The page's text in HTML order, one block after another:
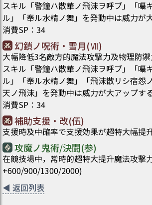
スキル「警鐘ハ散華ノ飛沫ヲ呼ブ」「囁
ル」「奉ル水精ノ舞」を発動中は威力が
消費SP ： 34
幻鎖ノ呪術・雪月(Ⅶ)
大幅降低3名敵方的魔法攻撃力及物理防
スキル「警鐘ハ散華ノ飛沫ヲ呼ブ」「囁
ル」「奉ル水精ノ舞」「飛沫散リシ宿怨
天ノ飛沫」を発動中は威力が大アップする
消費SP ： 34
補助支援・改(伍)
支援時及中確率で支援効果が超特大幅提升
攻魔ノ鬼術/決闘(参)
在競技場中，常時的超特大提升魔法攻擊
+600/900/1300/2000)
◀ 返回列表